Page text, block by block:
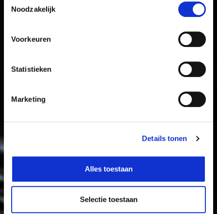
Noodzakelijk
Voorkeuren
Statistieken
Marketing
Details tonen
Alles toestaan
Selectie toestaan